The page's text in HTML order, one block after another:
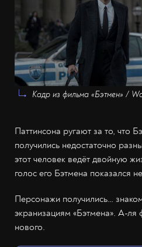
Кадр из фильма «Бэтмен» /
Паттинсона ругают за то, что
получились недостаточно
этот человек ведёт двойную
голос его Бэтмена показался
Персонажи получились…
экранизациям «Бэтмена». А-ля
нового.